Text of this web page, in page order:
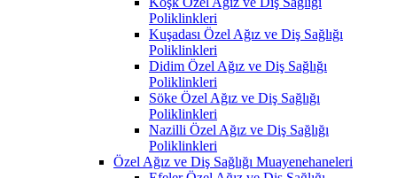
Poliklinkleri
Kuşadası Özel Ağız ve Diş Sağlığı
Poliklinkleri
Didim Özel Ağız ve Diş Sağlığı
Poliklinkleri
Söke Özel Ağız ve Diş Sağlığı
Poliklinkleri
Nazilli Özel Ağız ve Diş Sağlığı
Poliklinkleri
Özel Ağız ve Diş Sağlığı Muayenehaneleri